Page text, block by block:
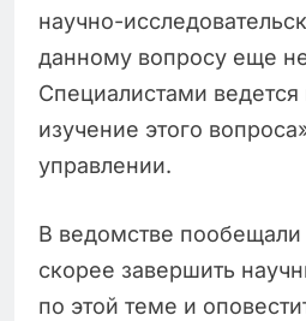
научно-
данному вопросу еще
Специалистами
изучение этого
управлении.
В ведомстве
скорее завершить
по этой теме и